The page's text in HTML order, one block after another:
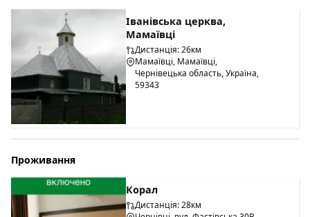
Іванівська церква,
Мамаївці
Дистанція: 26км
Мамаївці, Мамаївці,
Чернівецька область, Україна,
59343
Проживання
Корал
Дистанція: 28км